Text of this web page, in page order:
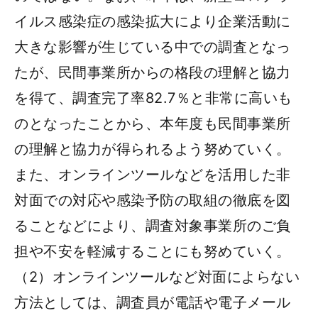
イルス感染症の感染拡大により企業活動に
大きな影響が生じている中での調査となっ
たが、民間事業所からの格段の理解と協力
を得て、調査完了率82.7％と非常に高いも
のとなったことから、本年度も民間事業所
の理解と協力が得られるよう努めていく。
また、オンラインツールなどを活用した非
対面での対応や感染予防の取組の徹底を図
ることなどにより、調査対象事業所のご負
担や不安を軽減することにも努めていく。
（2）オンラインツールなど対面によらない
方法としては、調査員が電話や電子メール